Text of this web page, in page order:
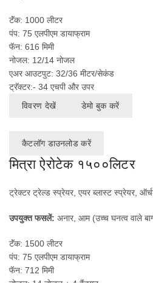
टॅंक: 1000 लीटर
पंप: 75 एलपीएम डायाफ्राम
फॅन: 616 मिमी
नोजल: 12/14 नोजल
एअर आउटपुट: 32/36 मीटर/सेकंड
ट्रॅक्टर:- 34 एचपी और उपर
विवरण देखें
डेमो बुक करें
कैटलॉग डाउनलोड करें
मित्रा ऐरोटेक १५००लिटर
ट्रेक्टर ट्रेल्ड स्प्रेयर, एयर ब्लास्ट स्प्रेयर,
उपयुक्त फसलें: अनार, आम (उच्च घनत्व वाले
टॅंक: 1500 लीटर
पंप: 75 एलपीएम डायाफ्राम
फॅन: 712 मिमी